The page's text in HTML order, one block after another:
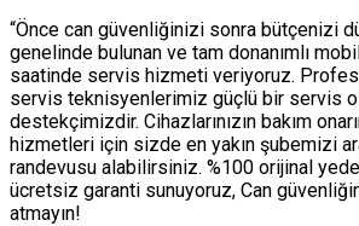
“Önce can güvenliğinizi sonra bütçenizi
genelinde bulunan ve tam donanımlı
saatinde servis hizmeti veriyoruz.
servis teknisyenlerimiz güçlü bir servis
destekçimizdir. Cihazlarınızın bakım
hizmetleri için sizde en yakın şubemizi
randevusu alabilirsiniz. %100 orijinal
ücretsiz garanti sunuyoruz, Can
atmayın!